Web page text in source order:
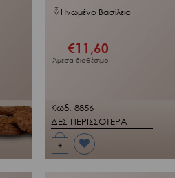
Προσθήκη
+
Κωδ. 8856
ΔΕΣ ΠΕΡΙΣΣΟΤΕΡΑ
Ηνωμένο Βασίλειο
€11,60
Άμεσα διαθέσιμο